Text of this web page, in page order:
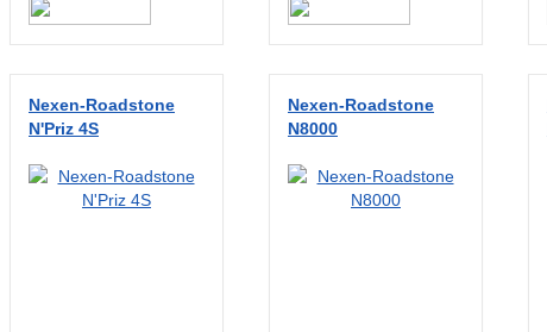
Nexen-Roadstone
N'Priz 4S
Nexen-Roadstone
N8000